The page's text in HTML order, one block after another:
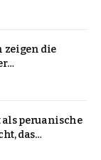
ist
zeigen die
peruanische
das